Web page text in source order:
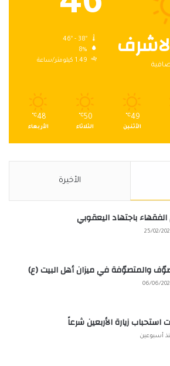
8%
1.49 كيلومتر/ساعة
49
℃
الأثنين
50
℃
الثلاثاء
48
℃
الأربعاء
الأخيرة
الفقهاء باجتهاد اليعقوبي
25/02/
والمتصوّفة في ميزان أهل البيت (ع)
06/06/
استحباب زيارة الأربعين شرعاً
أسبوعين